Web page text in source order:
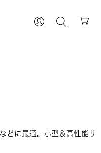
どに最適。小型＆高性能サ